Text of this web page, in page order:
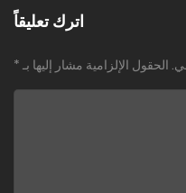
اترك تعليقاً
الحقول الإلزامية مشار إليها بـ *